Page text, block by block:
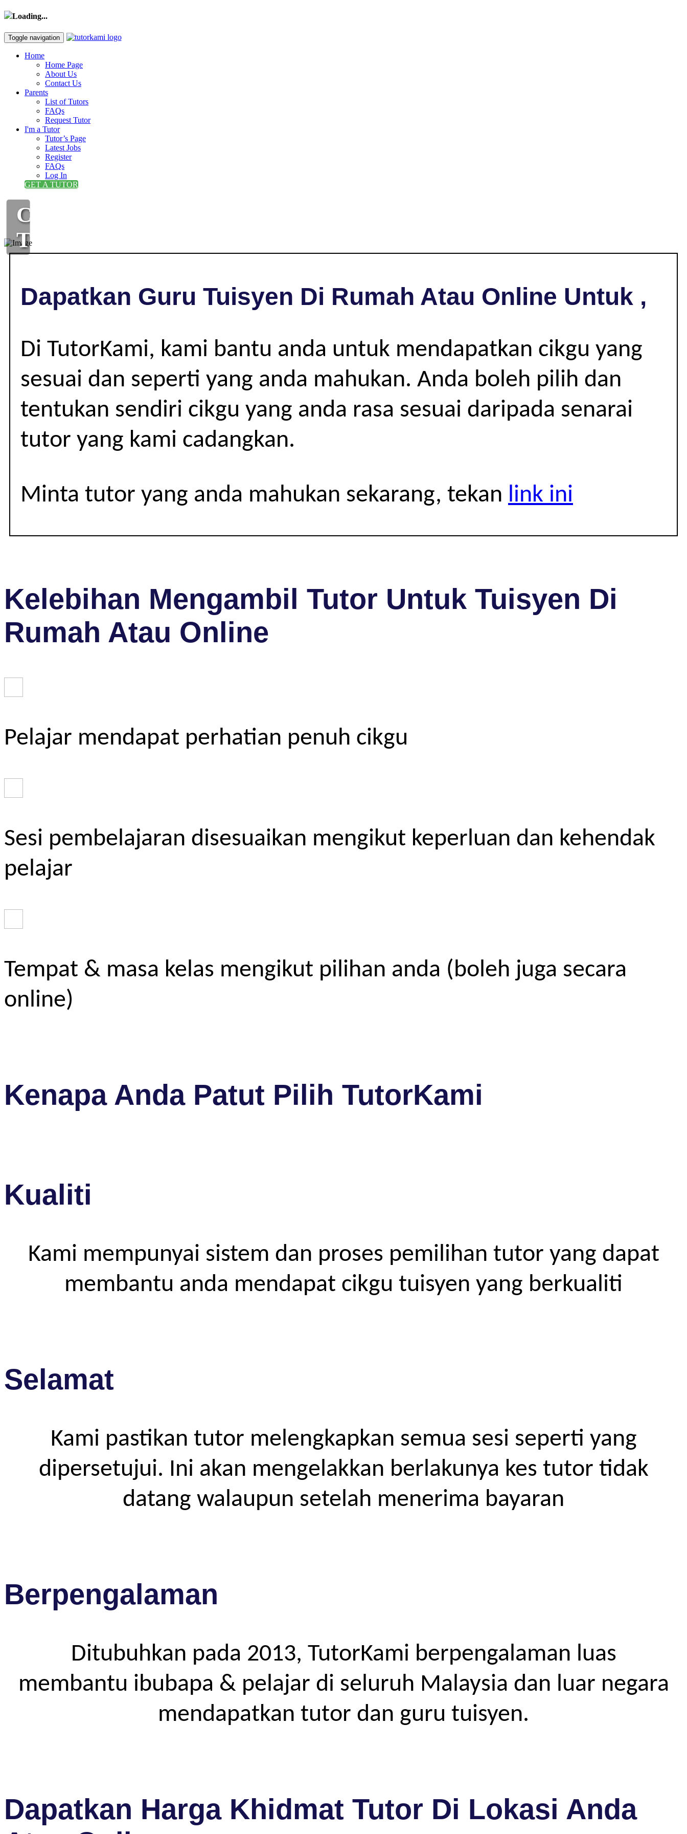
Loading...
Toggle navigation
Home
Home Page
About Us
Contact Us
Parents
List of Tutors
FAQs
Request Tutor
I'm a Tutor
Tutor’s Page
Latest Jobs
Register
FAQs
Log In
GET A TUTOR
CIKGU
TUISYEN
,Dapatkan Guru Tuisyen Di Rumah Atau Online Untuk ,
Di TutorKami, kami bantu anda untuk mendapatkan cikgu yang
sesuai dan seperti yang anda mahukan. Anda boleh pilih dan
tentukan sendiri cikgu yang anda rasa sesuai daripada senarai
tutor yang kami cadangkan.
Minta tutor yang anda mahukan sekarang, tekan link ini
Kelebihan Mengambil Tutor Untuk Tuisyen Di
Rumah Atau Online
Pelajar mendapat perhatian penuh cikgu
Sesi pembelajaran disesuaikan mengikut keperluan dan kehendak
pelajar
Tempat & masa kelas mengikut pilihan anda (boleh juga secara
online)
Kenapa Anda Patut Pilih TutorKami
Kualiti
Kami mempunyai sistem dan proses pemilihan tutor yang dapat
membantu anda mendapat cikgu tuisyen yang berkualiti
Selamat
Kami pastikan tutor melengkapkan semua sesi seperti yang
dipersetujui. Ini akan mengelakkan berlakunya kes tutor tidak
datang walaupun setelah menerima bayaran
Berpengalaman
Ditubuhkan pada 2013, TutorKami berpengalaman luas
membantu ibubapa & pelajar di seluruh Malaysia dan luar negara
mendapatkan tutor dan guru tuisyen.
Dapatkan Harga Khidmat Tutor Di Lokasi Anda